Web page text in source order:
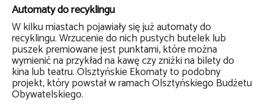
Automaty do recyklingu
W kilku miastach pojawiały się już automaty do
recyklingu. Wrzucenie do nich pustych butelek lub
puszek premiowane jest punktami, które można
wymienić na przykład na kawę czy zniżki na bilety do
kina lub teatru. Olsztyńskie Ekomaty to podobny
projekt, który powstał w ramach Olsztyńskiego Budżetu
Obywatelskiego.